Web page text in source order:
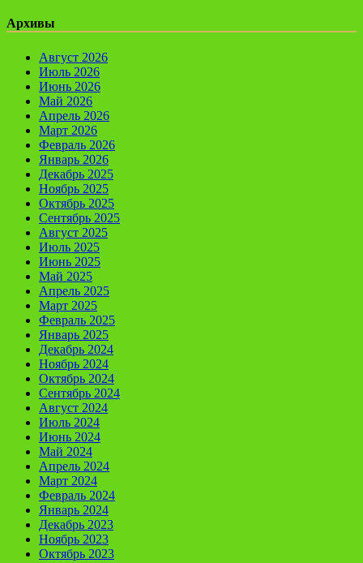
Архивы
Август 2026
Июль 2026
Июнь 2026
Май 2026
Апрель 2026
Март 2026
Февраль 2026
Январь 2026
Декабрь 2025
Ноябрь 2025
Октябрь 2025
Сентябрь 2025
Август 2025
Июль 2025
Июнь 2025
Май 2025
Апрель 2025
Март 2025
Февраль 2025
Январь 2025
Декабрь 2024
Ноябрь 2024
Октябрь 2024
Сентябрь 2024
Август 2024
Июль 2024
Июнь 2024
Май 2024
Апрель 2024
Март 2024
Февраль 2024
Январь 2024
Декабрь 2023
Ноябрь 2023
Октябрь 2023